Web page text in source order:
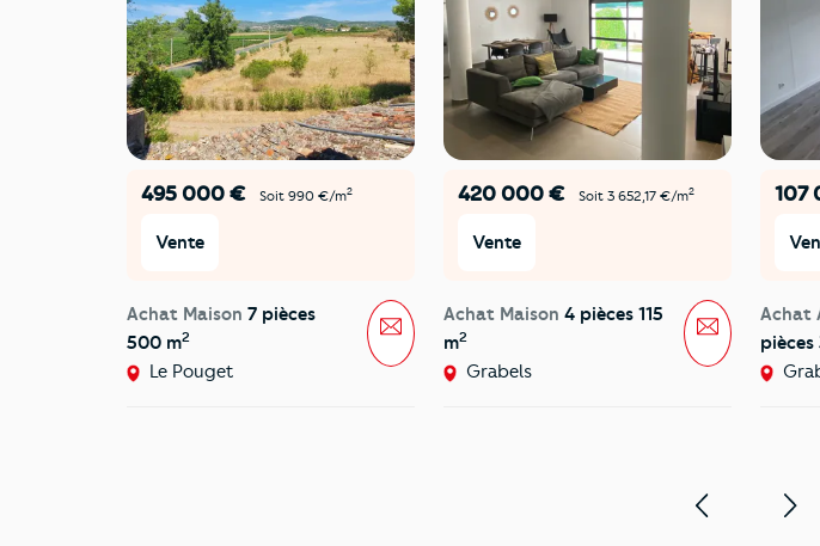
495 000 € Soit 990 €/m2
Vente
Achat Maison 7 pièces
500 m2
Le Pouget
Message
420 000 € Soit 3 652,17 €/m2
Vente
Achat Maison 4 pièces 115
m2
Grabels
Message
107
Achat
pièces